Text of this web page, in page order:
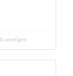
anzeigen